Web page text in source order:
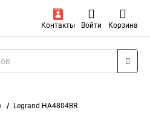
Контакты Войти Корзина
Legrand HA4804BR